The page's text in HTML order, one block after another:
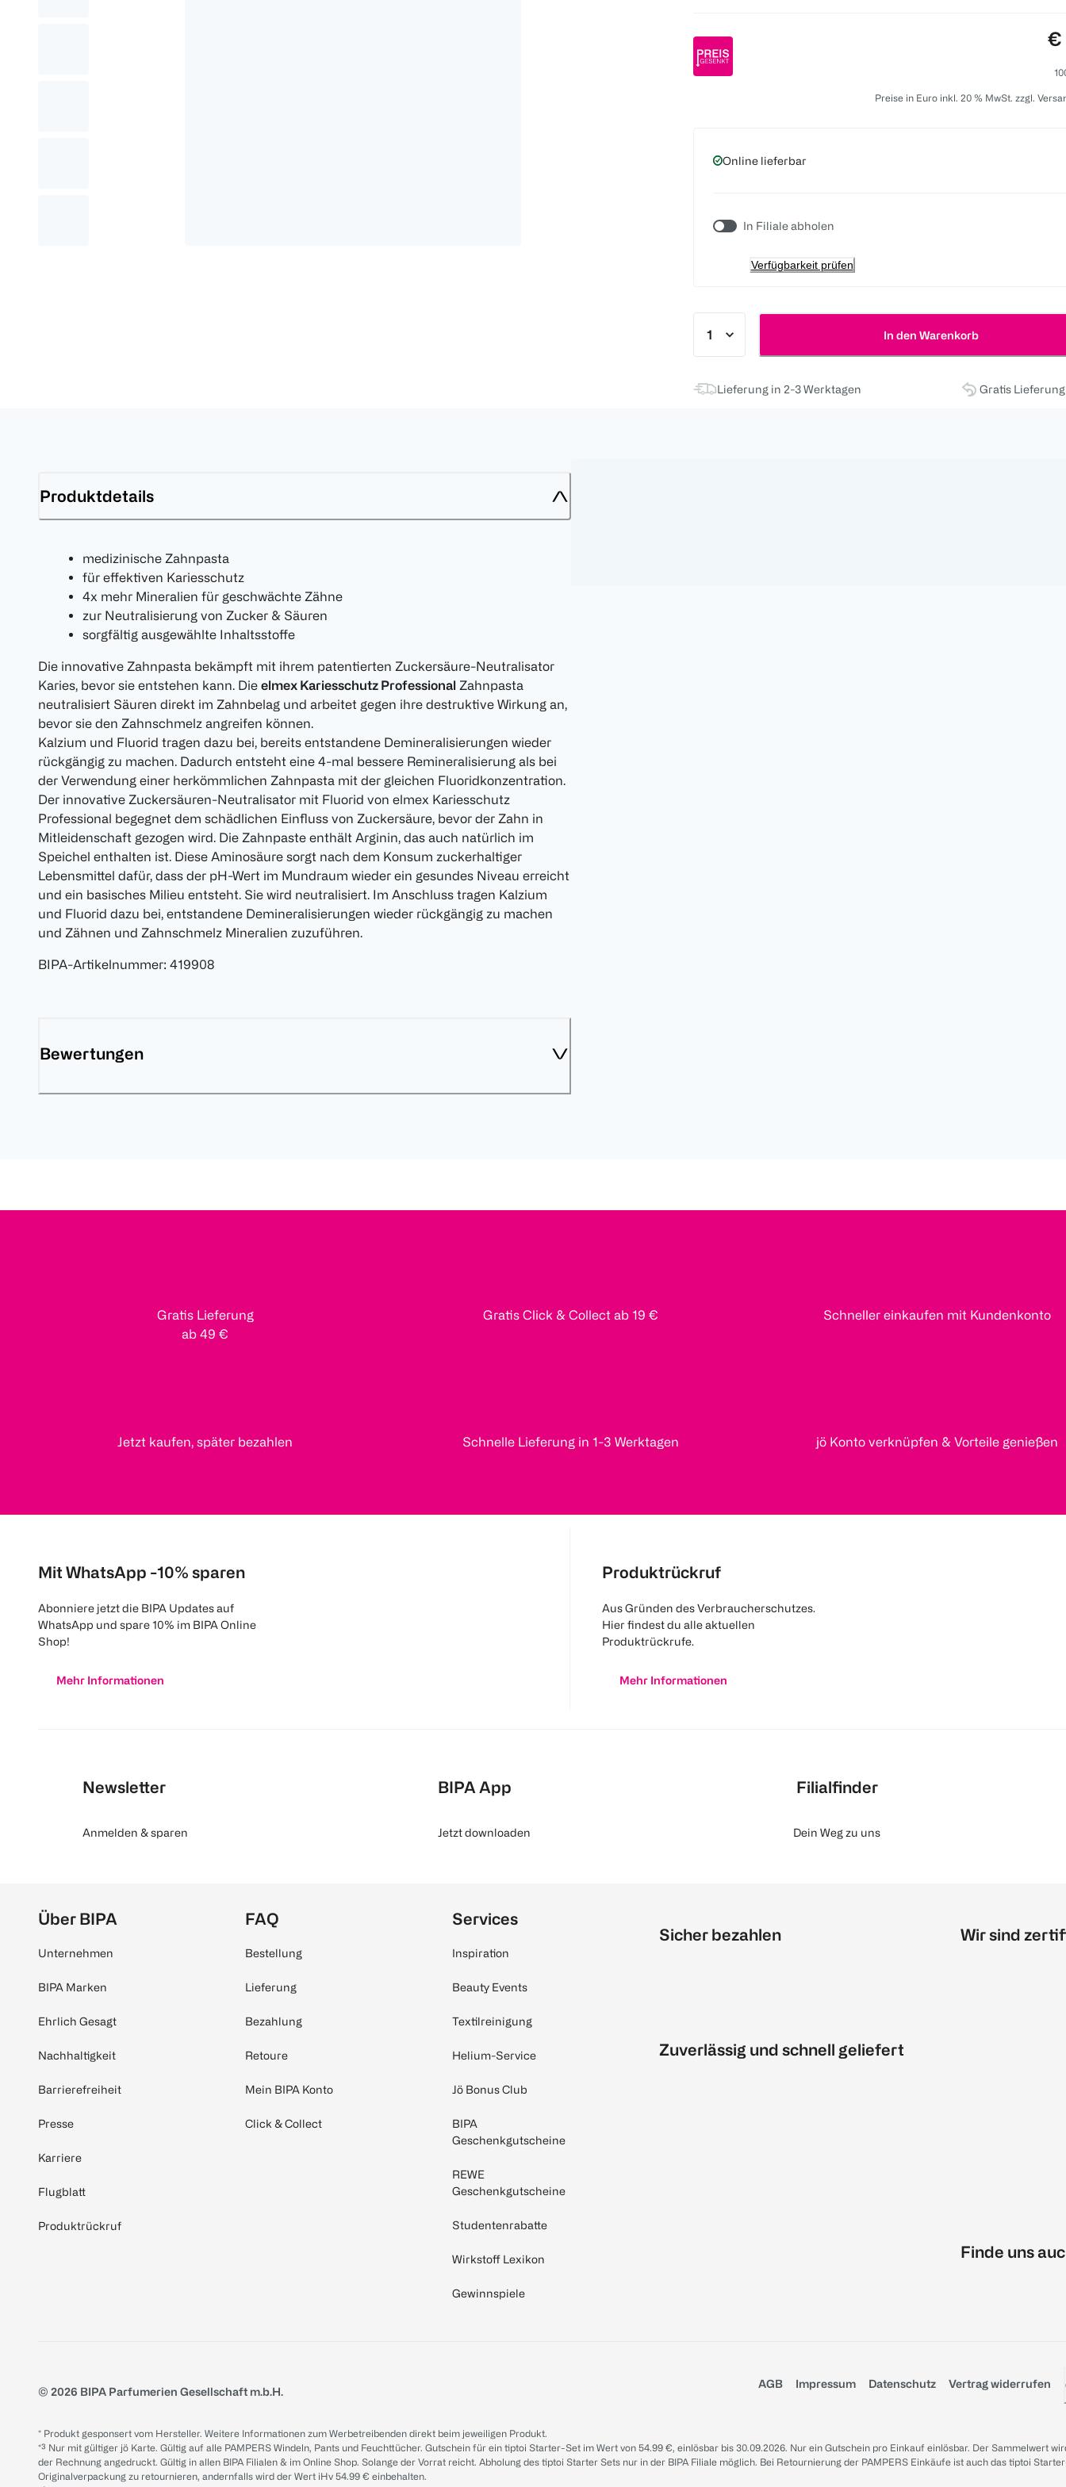
€
Preise in Euro inkl. 20 % MwSt. zzgl.
Online lieferbar
In Filiale abholen
Verfügbarkeit prüfen
In den Warenkorb
Lieferung in 2-3 Werktagen Gratis
Produktdetails
medizinische Zahnpasta
für effektiven Kariesschutz
4x mehr Mineralien für geschwächte Zähne
zur Neutralisierung von Zucker & Säuren
sorgfältig ausgewählte Inhaltsstoffe
Die innovative Zahnpasta bekämpft mit ihrem patentierten Zuckersäure-Neutralisator
Karies, bevor sie entstehen kann. Die elmex Kariesschutz Professional Zahnpasta
neutralisiert Säuren direkt im Zahnbelag und arbeitet gegen ihre destruktive Wirkung an,
bevor sie den Zahnschmelz angreifen können.
Kalzium und Fluorid tragen dazu bei, bereits entstandene Demineralisierungen wieder
rückgängig zu machen. Dadurch entsteht eine 4-mal bessere Remineralisierung als bei
der Verwendung einer herkömmlichen Zahnpasta mit der gleichen Fluoridkonzentration.
Der innovative Zuckersäuren-Neutralisator mit Fluorid von elmex Kariesschutz
Professional begegnet dem schädlichen Einfluss von Zuckersäure, bevor der Zahn in
Mitleidenschaft gezogen wird. Die Zahnpaste enthält Arginin, das auch natürlich im
Speichel enthalten ist. Diese Aminosäure sorgt nach dem Konsum zuckerhaltiger
Lebensmittel dafür, dass der pH-Wert im Mundraum wieder ein gesundes Niveau erreicht
und ein basisches Milieu entsteht. Sie wird neutralisiert. Im Anschluss tragen Kalzium
und Fluorid dazu bei, entstandene Demineralisierungen wieder rückgängig zu machen
und Zähnen und Zahnschmelz Mineralien zuzuführen.
BIPA-Artikelnummer: 419908
Bewertungen
Gratis Lieferung
ab 49 €
Gratis Click & Collect ab 19 € Schneller einkaufen mit Kundenkonto
Jetzt kaufen, später bezahlen Schnelle Lieferung in 1-3 Werktagen jö Konto verknüpfen & Vorteile genießen
Mit WhatsApp -10% sparen
Abonniere jetzt die BIPA Updates auf
WhatsApp und spare 10% im BIPA Online
Shop!
Mehr Informationen
Produktrückruf
Aus Gründen des Verbraucherschutzes.
Hier findest du alle aktuellen
Produktrückrufe.
Mehr Informationen
Newsletter
Anmelden & sparen
BIPA App
Jetzt downloaden
Filialfinder
Dein Weg zu uns
Über BIPA
Unternehmen
BIPA Marken
Ehrlich Gesagt
Nachhaltigkeit
Barrierefreiheit
Presse
Karriere
Flugblatt
Produktrückruf
FAQ
Bestellung
Lieferung
Bezahlung
Retoure
Mein BIPA Konto
Click & Collect
Services
Inspiration
Beauty Events
Textilreinigung
Helium-Service
Jö Bonus Club
BIPA
Geschenkgutscheine
REWE
Geschenkgutscheine
Studentenrabatte
Wirkstoff Lexikon
Gewinnspiele
Sicher bezahlen
Zuverlässig und schnell geliefert
Wir sind
Finde uns
© 2026 BIPA Parfumerien Gesellschaft m.b.H.
AGB Impressum Datenschutz Vertrag widerrufen
* Produkt gesponsert vom Hersteller. Weitere Informationen zum Werbetreibenden direkt beim jeweiligen Produkt.
*³ Nur mit gültiger jö Karte. Gültig auf alle PAMPERS Windeln, Pants und Feuchttücher. Gutschein für ein tiptoi Starter-Set im Wert von 54.99 €, einlösbar bis 30.09.2026. Nur ein Gutschein pro Einkauf einlösbar. Der Sammelwert
der Rechnung angedruckt. Gültig in allen BIPA Filialen & im Online Shop. Solange der Vorrat reicht. Abholung des tiptoi Starter Sets nur in der BIPA Filiale möglich. Bei Retournierung der PAMPERS Einkäufe ist auch das tiptoi
Originalverpackung zu retournieren, andernfalls wird der Wert iHv 54.99 € einbehalten.